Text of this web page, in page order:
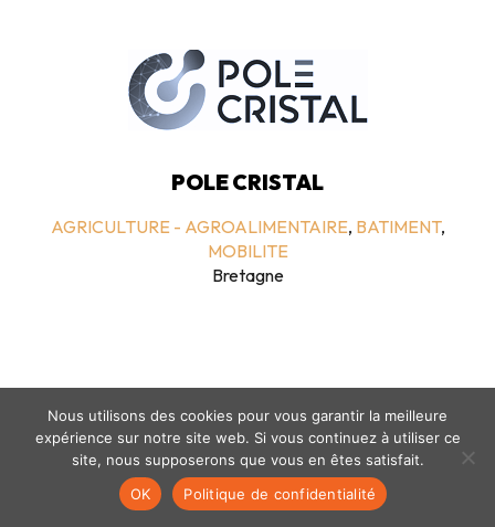
POLE CRISTAL
AGRICULTURE - AGROALIMENTAIRE, BATIMENT,
MOBILITE
Bretagne
Mentions légales - politique de confidentialité
Nous utilisons des cookies pour vous garantir la meilleure
expérience sur notre site web. Si vous continuez à utiliser ce
site, nous supposerons que vous en êtes satisfait.
OK
Politique de confidentialité